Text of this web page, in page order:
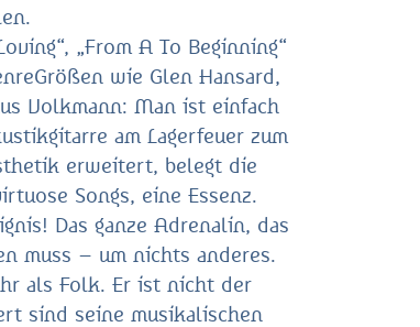
„From A To Beginning“
wie Glen Hansard,
Volkmann: Man ist einfach
am Lagerfeuer zum
erweitert, belegt die
Songs, eine Essenz.
Das ganze Adrenalin, das
muss – um nichts anderes.
als Folk. Er ist nicht der
sind seine musikalischen